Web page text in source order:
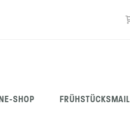
SHOP FRÜHSTÜCKSMAIL